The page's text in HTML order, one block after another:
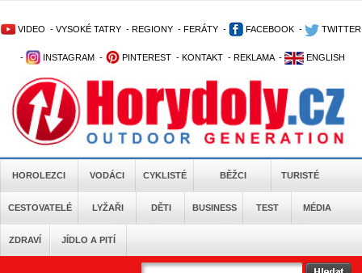
VIDEO - VYSOKÉ TATRY - REGIONY - FERÁTY - FACEBOOK - TWITTER
- INSTAGRAM - PINTEREST - KONTAKT - REKLAMA - ENGLISH
HOROLEZCI VODÁCI CYKLISTÉ BĚŽCI TURISTÉ
CESTOVATELÉ LYŽAŘI DĚTI BUSINESS TEST MÉDIA
ZDRAVÍ JÍDLO A PITÍ